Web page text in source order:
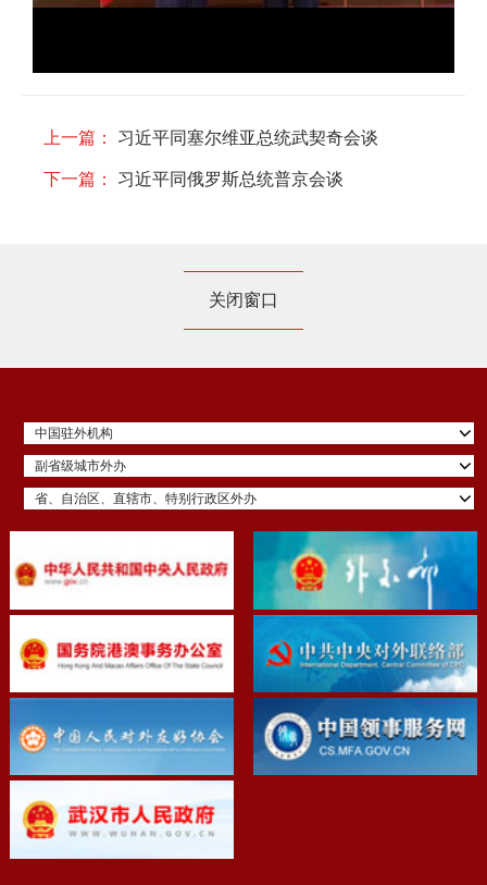
上一篇： 习近平同塞尔维亚总统武契奇会谈
下一篇： 习近平同俄罗斯总统普京会谈
关闭窗口
中国驻外机构
副省级城市外办
省、自治区、直辖市、特别行政区外办